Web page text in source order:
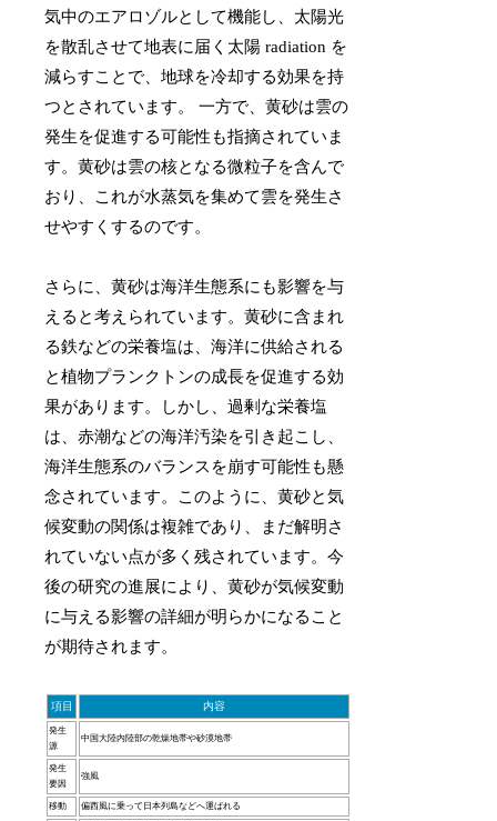
気中のエアロゾルとして機能し、太陽光
を散乱させて地表に届く太陽 radiation を
減らすことで、地球を冷却する効果を持
つとされています。 一方で、黄砂は雲の
発生を促進する可能性も指摘されていま
す。黄砂は雲の核となる微粒子を含んで
おり、これが水蒸気を集めて雲を発生さ
せやすくするのです。
さらに、黄砂は海洋生態系にも影響を与
えると考えられています。黄砂に含まれ
る鉄などの栄養塩は、海洋に供給される
と植物プランクトンの成長を促進する効
果があります。しかし、過剰な栄養塩
は、赤潮などの海洋汚染を引き起こし、
海洋生態系のバランスを崩す可能性も懸
念されています。このように、黄砂と気
候変動の関係は複雑であり、まだ解明さ
れていない点が多く残されています。今
後の研究の進展により、黄砂が気候変動
に与える影響の詳細が明らかになること
が期待されます。
項目 内容
発生
源
中国大陸内陸部の乾燥地帯や砂漠地帯
発生
要因
強風
移動 偏西風に乗って日本列島などへ運ばれる